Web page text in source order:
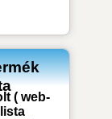
( web-